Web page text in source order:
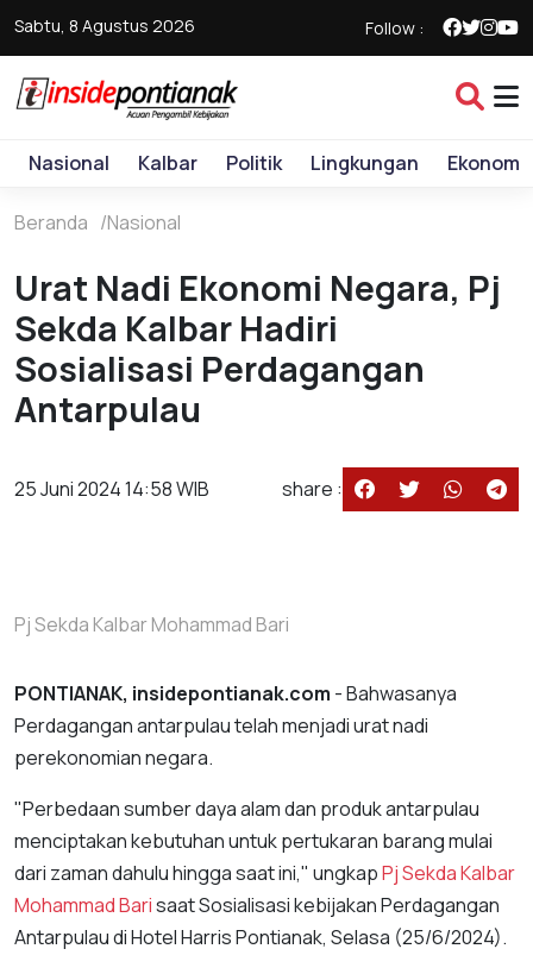
Sabtu, 8 Agustus 2026 Follow :
Nasional Kalbar Politik Lingkungan Ekonomi
Beranda Nasional
Urat Nadi Ekonomi Negara, Pj
Sekda Kalbar Hadiri
Sosialisasi Perdagangan
Antarpulau
25 Juni 2024 14:58 WIB share :
Pj Sekda Kalbar Mohammad Bari
PONTIANAK, insidepontianak.com - Bahwasanya
Perdagangan antarpulau telah menjadi urat nadi
perekonomian negara.
"Perbedaan sumber daya alam dan produk antarpulau
menciptakan kebutuhan untuk pertukaran barang mulai
dari zaman dahulu hingga saat ini," ungkapPj Sekda Kalbar
Mohammad Barisaat Sosialisasi kebijakan Perdagangan
Antarpulau di Hotel Harris Pontianak, Selasa (25/6/2024).